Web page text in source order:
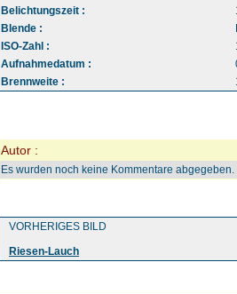
Belichtungszeit :
Blende :
ISO-Zahl :
Aufnahmedatum :
Brennweite :
Autor :
Es wurden noch keine Kommentare abgegeben.
VORHERIGES BILD
Riesen-Lauch